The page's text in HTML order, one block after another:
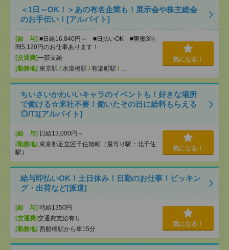
＜1日～OK！＞あの有名企業も！展示会や株主総会
のお手伝い！[アルバイト]
[給 与] ■日給16,840円～ ■日払いOK ■実働3時
間5,120円のお仕事あります！
[交通費]一部支給
[勤務地] 東京駅 / 水道橋駅 / 有楽町駅 / …
気になる！
ちいさいかわいいキャラのイベントも！好きな場所
で働ける☆来社不要！働いたその日に給料もらえる
◎/T1[アルバイト]
[給 与] 日給13,000円～
[勤務地] 東京都足立区千住旭町（最寄り駅：北千住
駅）
気になる！
給与即払いOK！土日休み！日勤のお仕事！ピッキン
グ・出荷など[派遣]
[給 与] 時給1350円
[交通費]交通費支給有り
[勤務地] 西船橋駅から車15分
気になる！